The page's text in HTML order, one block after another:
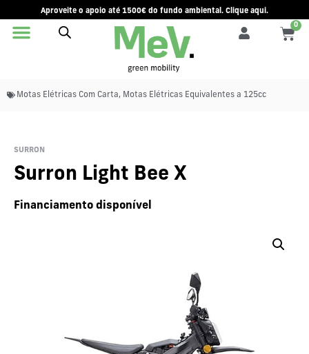
Aproveite o apoio até 1500€ do fundo ambiental. Clique aqui.
0
Motas Elétricas Com Carta, Motas Elétricas Equivalentes a 125cc
SURRON
Surron Light Bee X
Financiamento disponível